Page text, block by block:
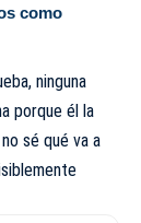
como
ninguna
porque él la
sé qué va a